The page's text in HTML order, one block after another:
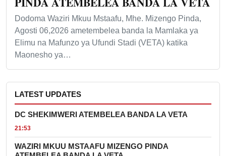
Dodoma Waziri Mkuu Mstaafu, Mhe. Mizengo Pinda,
Agosti 06,2026 ametembelea banda la Mamlaka ya
Elimu na Mafunzo ya Ufundi Stadi (VETA) katika
Maonesho ya…
LATEST UPDATES
DC SHEKIMWERI ATEMBELEA BANDA LA VETA
21:53
WAZIRI MKUU MSTAAFU MIZENGO PINDA